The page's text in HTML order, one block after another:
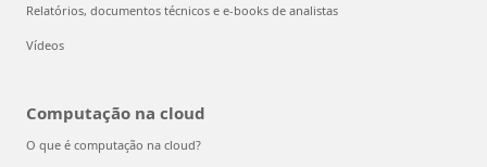
Relatórios, documentos técnicos e e-books de analistas
Vídeos
Computação na cloud
O que é computação na cloud?